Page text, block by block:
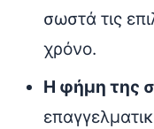
σωστά τις
χρόνο.
Η φήμη της